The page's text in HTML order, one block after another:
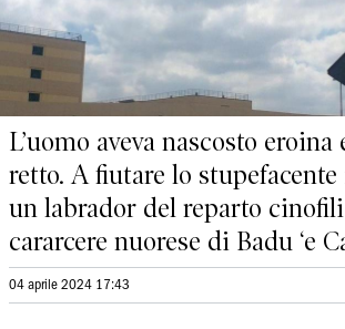
L’uomo aveva nascosto
retto. A fiutare lo stupefacente
un labrador del reparto
cararcere nuorese di Badu ‘e
04 aprile 2024 17:43